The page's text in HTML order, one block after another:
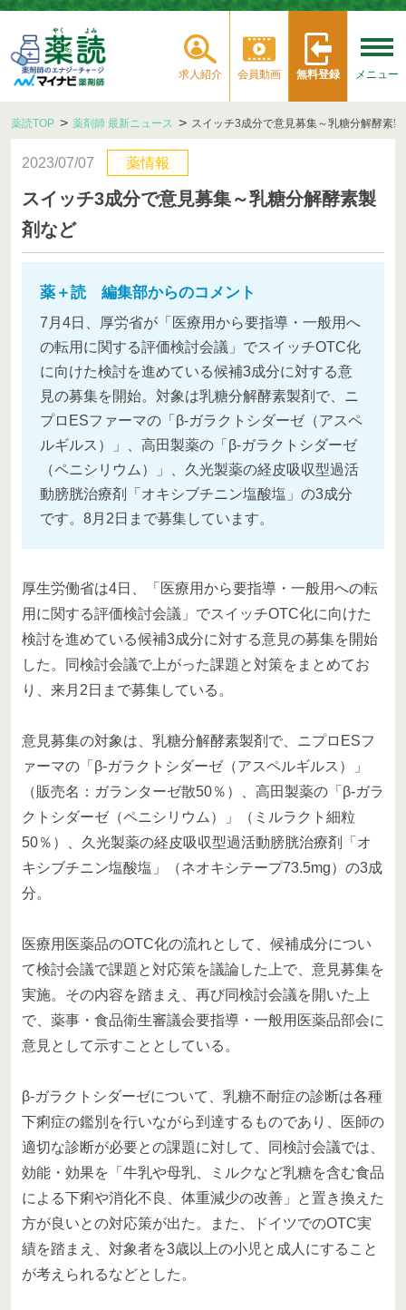
求人紹介 会員動画 無料登録 メニュー
薬読TOP 薬剤師 最新ニュース スイッチ3成分で意見募集～乳糖分解酵素
2023/07/07 薬情報
スイッチ3成分で意見募集～乳糖分解酵素製
剤など
薬＋読 編集部からのコメント
7月4日、厚労省が「医療用から要指導・一般用へ
の転用に関する評価検討会議」でスイッチOTC化
に向けた検討を進めている候補3成分に対する意
見の募集を開始。対象は乳糖分解酵素製剤で、ニ
プロESファーマの「β-ガラクトシダーゼ（アスペ
ルギルス）」、高田製薬の「β-ガラクトシダーゼ
（ペニシリウム）」、久光製薬の経皮吸収型過活
動膀胱治療剤「オキシブチニン塩酸塩」の3成分
です。8月2日まで募集しています。
厚生労働省は4日、「医療用から要指導・一般用への転
用に関する評価検討会議」でスイッチOTC化に向けた
検討を進めている候補3成分に対する意見の募集を開始
した。同検討会議で上がった課題と対策をまとめてお
り、来月2日まで募集している。
意見募集の対象は、乳糖分解酵素製剤で、ニプロESフ
ァーマの「β-ガラクトシダーゼ（アスペルギルス）」
（販売名：ガランターゼ散50％）、高田製薬の「β-ガラ
クトシダーゼ（ペニシリウム）」（ミルラクト細粒
50％）、久光製薬の経皮吸収型過活動膀胱治療剤「オ
キシブチニン塩酸塩」（ネオキシテープ73.5mg）の3成
分。
医療用医薬品のOTC化の流れとして、候補成分につい
て検討会議で課題と対応策を議論した上で、意見募集を
実施。その内容を踏まえ、再び同検討会議を開いた上
で、薬事・食品衛生審議会要指導・一般用医薬品部会に
意見として示すこととしている。
β-ガラクトシダーゼについて、乳糖不耐症の診断は各種
下痢症の鑑別を行いながら到達するものであり、医師の
適切な診断が必要との課題に対して、同検討会議では、
効能・効果を「牛乳や母乳、ミルクなど乳糖を含む食品
による下痢や消化不良、体重減少の改善」と置き換えた
方が良いとの対応策が出た。また、ドイツでのOTC実
績を踏まえ、対象者を3歳以上の小児と成人にすること
が考えられるなどとした。